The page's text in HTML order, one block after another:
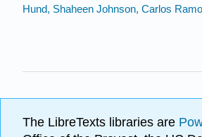
Hund, Shaheen Johnson, Carlos
The LibreTexts libraries are